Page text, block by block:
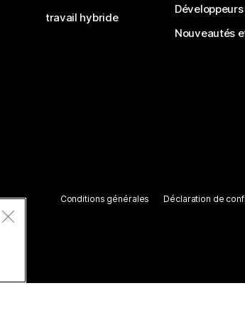
travail hybride
Nouveautés
Conditions générales Déclaration de